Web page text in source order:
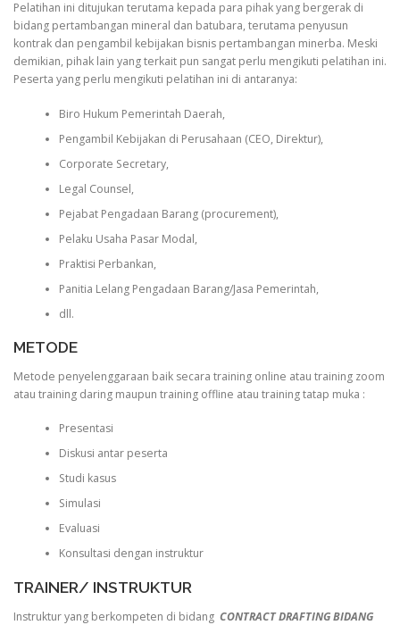
Pelatihan ini ditujukan terutama kepada para pihak yang bergerak di
bidang pertambangan mineral dan batubara, terutama penyusun
kontrak dan pengambil kebijakan bisnis pertambangan minerba. Meski
demikian, pihak lain yang terkait pun sangat perlu mengikuti pelatihan ini.
Peserta yang perlu mengikuti pelatihan ini di antaranya:
Biro Hukum Pemerintah Daerah,
Pengambil Kebijakan di Perusahaan (CEO, Direktur),
Corporate Secretary,
Legal Counsel,
Pejabat Pengadaan Barang (procurement),
Pelaku Usaha Pasar Modal,
Praktisi Perbankan,
Panitia Lelang Pengadaan Barang/Jasa Pemerintah,
dll.
METODE
Metode penyelenggaraan baik secara training online atau training zoom
atau training daring maupun training offline atau training tatap muka :
Presentasi
Diskusi antar peserta
Studi kasus
Simulasi
Evaluasi
Konsultasi dengan instruktur
TRAINER/ INSTRUKTUR
Instruktur yang berkompeten di bidang CONTRACT DRAFTING BIDANG